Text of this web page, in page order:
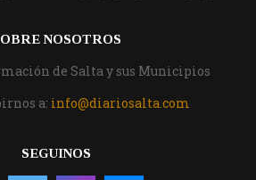
NOSOTROS
de Salta y sus Municipios
a: info@diariosalta.com
SEGUINOS